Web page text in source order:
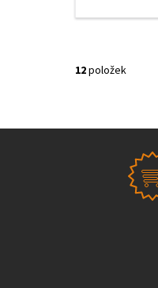
12položek